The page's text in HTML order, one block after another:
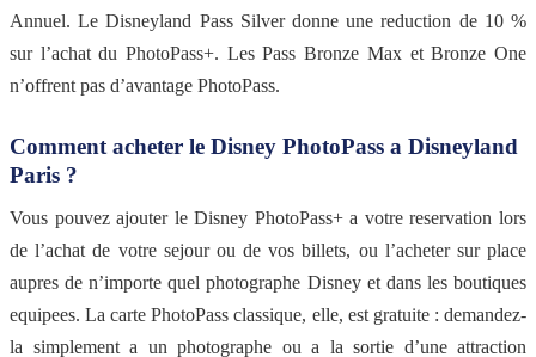
Annuel. Le Disneyland Pass Silver donne une reduction de 10 %
sur l’achat du PhotoPass+. Les Pass Bronze Max et Bronze One
n’offrent pas d’avantage PhotoPass.
Comment acheter le Disney PhotoPass a Disneyland
Paris ?
Vous pouvez ajouter le Disney PhotoPass+ a votre reservation lors
de l’achat de votre sejour ou de vos billets, ou l’acheter sur place
aupres de n’importe quel photographe Disney et dans les boutiques
equipees. La carte PhotoPass classique, elle, est gratuite : demandez-
la simplement a un photographe ou a la sortie d’une attraction